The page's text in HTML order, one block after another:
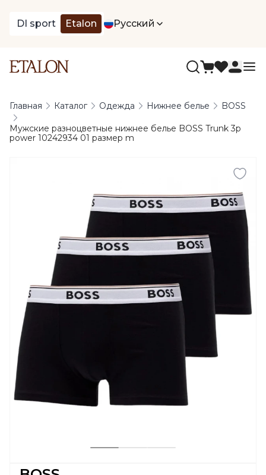
DI sport Etalon Русский
Главная Каталог Одежда Нижнее белье BOSS
Мужские разноцветные нижнее белье BOSS Trunk 3p
power 10242934 01 размер m